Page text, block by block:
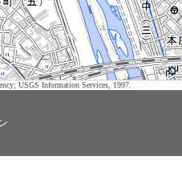
USGS Information Services, 1997.